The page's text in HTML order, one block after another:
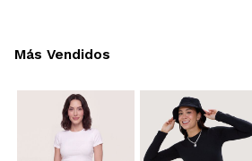
Más Vendidos